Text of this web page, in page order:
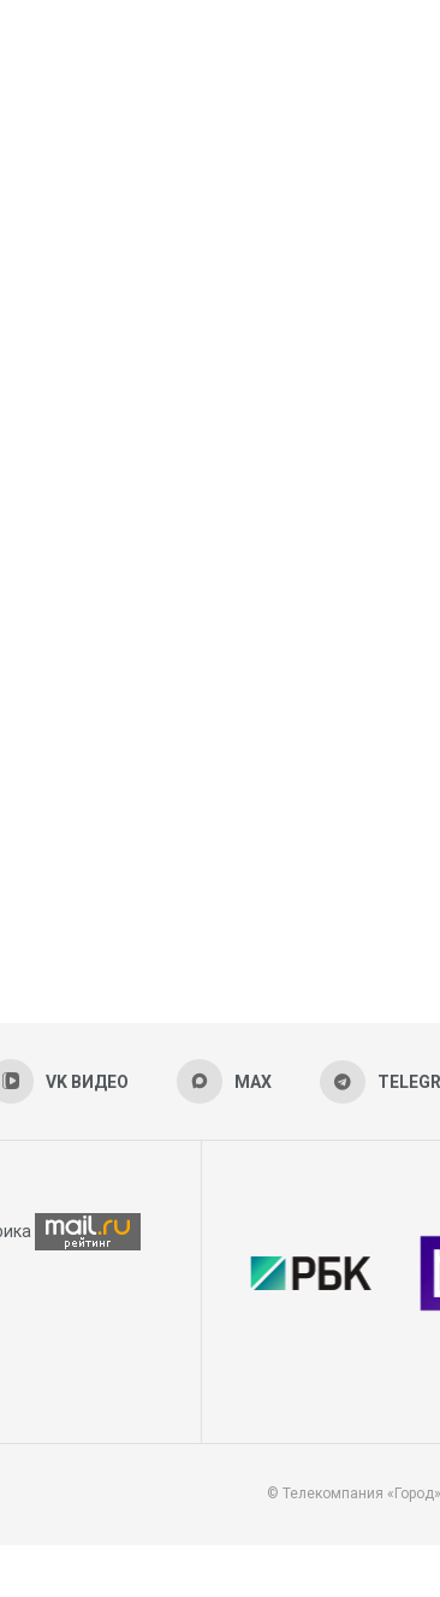
VK ВИДЕО MAX
© Телекомпания